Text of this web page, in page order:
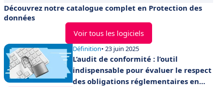
Découvrez notre catalogue complet en Protection des
données
Voir tous les logiciels
Définition• 23 juin 2025
L’audit de conformité : l’outil
indispensable pour évaluer le respect
des obligations réglementaires en